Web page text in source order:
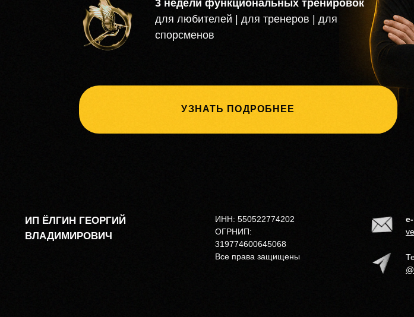
ИП ЁЛГИН ГЕОРГИЙ
ВЛАДИМИРОВИЧ
ИНН: 550522774202
ОГРНИП:
319774600645068
Все права защищены